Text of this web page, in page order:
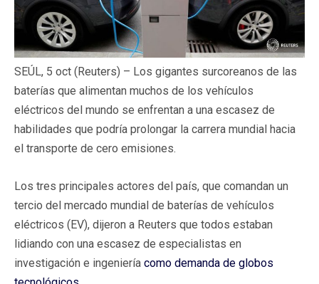
SEÚL, 5 oct (Reuters) – Los gigantes surcoreanos de las
baterías que alimentan muchos de los vehículos
eléctricos del mundo se enfrentan a una escasez de
habilidades que podría prolongar la carrera mundial hacia
el transporte de cero emisiones.
Los tres principales actores del país, que comandan un
tercio del mercado mundial de baterías de vehículos
eléctricos (EV), dijeron a Reuters que todos estaban
lidiando con una escasez de especialistas en
investigación e ingeniería como demanda de globos